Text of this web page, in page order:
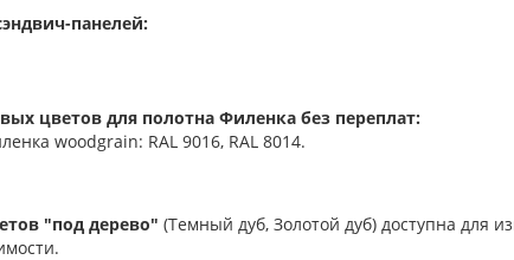
панелей:
цветов для полотна Филенка без переплат:
woodgrain: RAL 9016, RAL 8014.
"под дерево" (Темный дуб, Золотой дуб) доступна для